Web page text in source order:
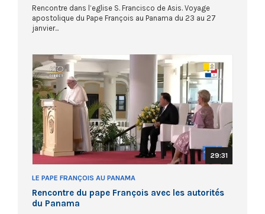
Rencontre dans l’eglise S. Francisco de Asis. Voyage
apostolique du Pape François au Panama du 23 au 27
janvier...
29:31
LE PAPE FRANÇOIS AU PANAMA
Rencontre du pape François avec les autorités
du Panama